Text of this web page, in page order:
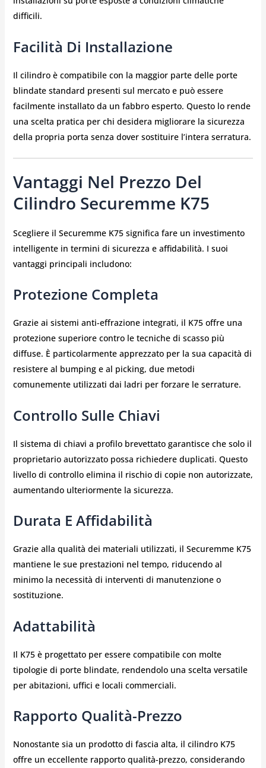
difficili.
Facilità Di Installazione
Il cilindro è compatibile con la maggior parte delle porte
blindate standard presenti sul mercato e può essere
facilmente installato da un fabbro esperto. Questo lo rende
una scelta pratica per chi desidera migliorare la sicurezza
della propria porta senza dover sostituire l’intera serratura.
Vantaggi Nel Prezzo Del
Cilindro Securemme K75
Scegliere il Securemme K75 significa fare un investimento
intelligente in termini di sicurezza e affidabilità. I suoi
vantaggi principali includono:
Protezione Completa
Grazie ai sistemi anti-effrazione integrati, il K75 offre una
protezione superiore contro le tecniche di scasso più
diffuse. È particolarmente apprezzato per la sua capacità di
resistere al bumping e al picking, due metodi
comunemente utilizzati dai ladri per forzare le serrature.
Controllo Sulle Chiavi
Il sistema di chiavi a profilo brevettato garantisce che solo il
proprietario autorizzato possa richiedere duplicati. Questo
livello di controllo elimina il rischio di copie non autorizzate,
aumentando ulteriormente la sicurezza.
Durata E Affidabilità
Grazie alla qualità dei materiali utilizzati, il Securemme K75
mantiene le sue prestazioni nel tempo, riducendo al
minimo la necessità di interventi di manutenzione o
sostituzione.
Adattabilità
Il K75 è progettato per essere compatibile con molte
tipologie di porte blindate, rendendolo una scelta versatile
per abitazioni, uffici e locali commerciali.
Rapporto Qualità-Prezzo
Nonostante sia un prodotto di fascia alta, il cilindro K75
offre un eccellente rapporto qualità-prezzo, considerando